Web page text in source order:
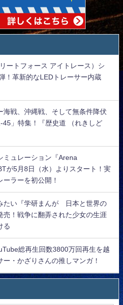
ートフォース アイトレース）シ
！革新的なLEDトレーサー内蔵
海戦、沖縄戦、そして無条件降伏
45」特集！『歴史道 （れきしど
ミュレーション『Arena
が5月8日（水）よりスタート！実
ラーを初公開！
たい『学研まんが 日本と世界の
！戦争に翻弄された少女の生涯
る
総再生回数3800万回再生を越
・かざりさんの推しマンガ！